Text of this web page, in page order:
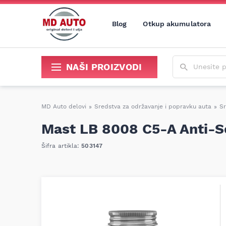
Blog Otkup akumulatora
NAŠI PROIZVODI
MD Auto delovi » Sredstva za održavanje i popravku auta »
Mast LB 8008 C5-A Anti-
Šifra artikla:503147